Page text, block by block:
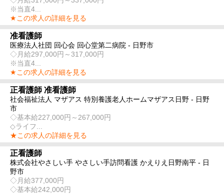
※当直4...
★この求人の詳細を見る
准看護師
医療法人社団 回心会 回心堂第二病院 - 日野市
◇月給297,000円～317,000円
※当直4...
★この求人の詳細を見る
正看護師 准看護師
社会福祉法人 マザアス 特別養護老人ホームマザアス日野 - 日野
市
◇基本給227,000円～267,000円
◇ライフ...
★この求人の詳細を見る
正看護師
株式会社やさしい手 やさしい手訪問看護 かえりえ日野南平 - 日
野市
◇月給377,000円
◇基本給242,000円